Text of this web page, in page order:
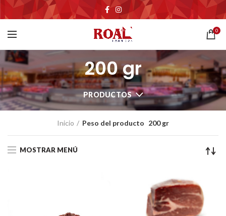
0
200 gr
PRODUCTOS
Inicio Peso del producto 200 gr
MOSTRAR MENÚ